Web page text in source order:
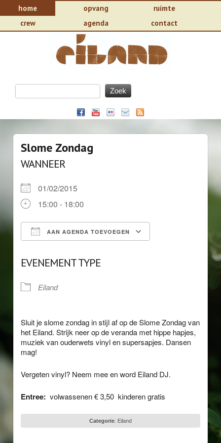
home opvang
ruimte
crew
agenda contact
Slome Zondag
WANNEER
01/02/2015
15:00 - 18:00
AAN AGENDA TOEVOEGEN
Google Calendar
EVENEMENT TYPE
Eiland
Sluit je slome zondag in stijl af op de Slome Zondag van
het Eiland. Strijk neer op de veranda met hippe hapjes,
muziek van ouderwets vinyl en supersapjes. Dansen
mag!
Vergeten vinyl? Neem mee en word Eiland DJ.
Entree: volwassenen € 3,50 kinderen gratis
Categorie: Eiland